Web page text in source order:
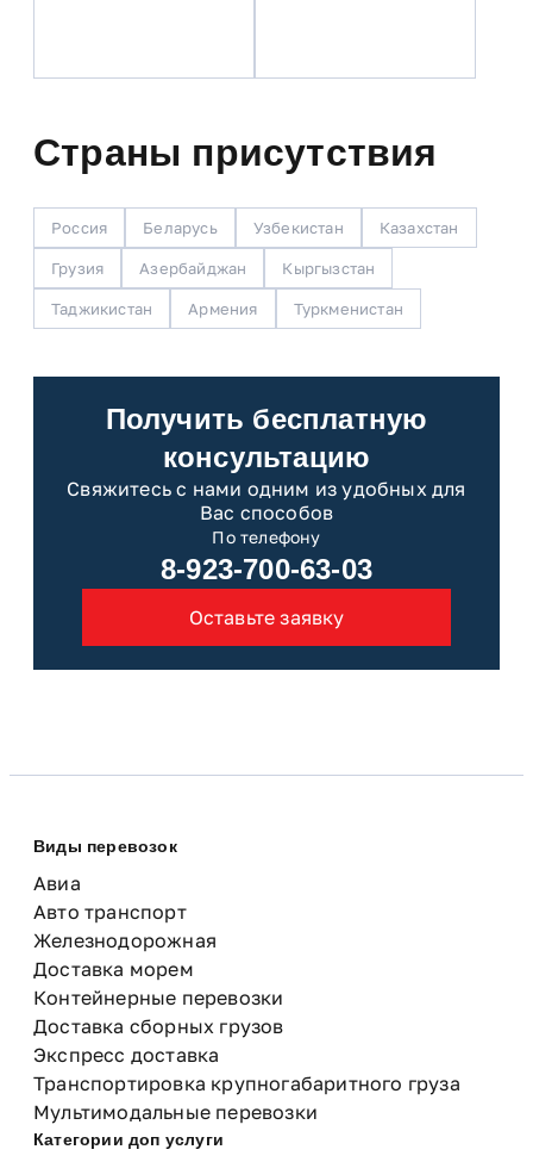
Страны присутствия
Россия Беларусь Узбекистан Казахстан
Грузия Азербайджан Кыргызстан
Таджикистан Армения Туркменистан
Получить бесплатную
консультацию
Свяжитесь с нами одним из удобных для
Вас способов
По телефону
8-923-700-63-03
Оставьте заявку
Виды перевозок
Авиа
Авто транспорт
Железнодорожная
Доставка морем
Контейнерные перевозки
Доставка сборных грузов
Экспресс доставка
Транспортировка крупногабаритного груза
Мультимодальные перевозки
Категории доп услуги